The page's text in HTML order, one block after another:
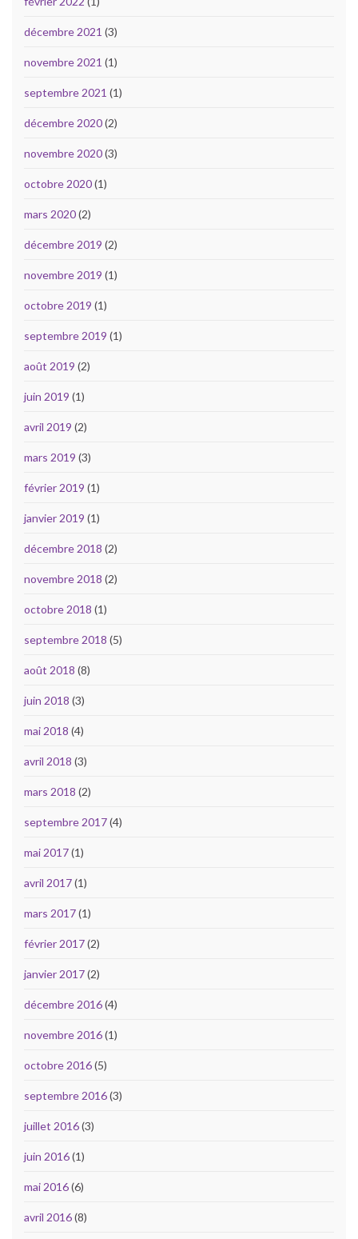
décembre 2021 (3)
novembre 2021 (1)
septembre 2021 (1)
décembre 2020(2)
novembre 2020(3)
octobre 2020(1)
mars 2020(2)
décembre 2019 (2)
novembre 2019 (1)
octobre 2019 (1)
septembre 2019 (1)
août 2019 (2)
juin 2019 (1)
avril 2019 (2)
mars 2019 (3)
février 2019 (1)
janvier 2019 (1)
décembre 2018 (2)
novembre 2018 (2)
octobre 2018 (1)
septembre 2018 (5)
août 2018 (8)
juin 2018 (3)
mai 2018 (4)
avril 2018 (3)
mars 2018 (2)
septembre 2017(4)
mai 2017(1)
avril 2017(1)
mars 2017(1)
février 2017(2)
janvier 2017(2)
décembre 2016(4)
novembre 2016(1)
octobre 2016(5)
septembre 2016(3)
juillet 2016(3)
juin 2016(1)
mai 2016(6)
avril 2016(8)